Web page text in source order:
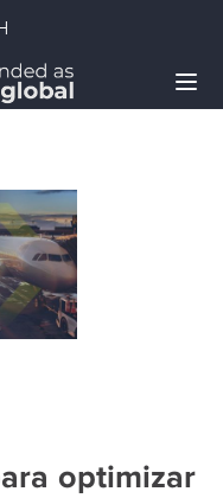
optimizar